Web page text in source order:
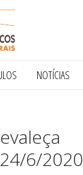
NOTÍCIAS
6/2020